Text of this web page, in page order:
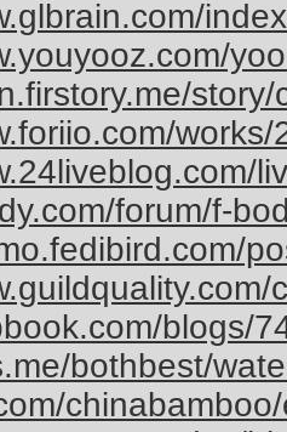
forum/f-
blogs/
bothbest/